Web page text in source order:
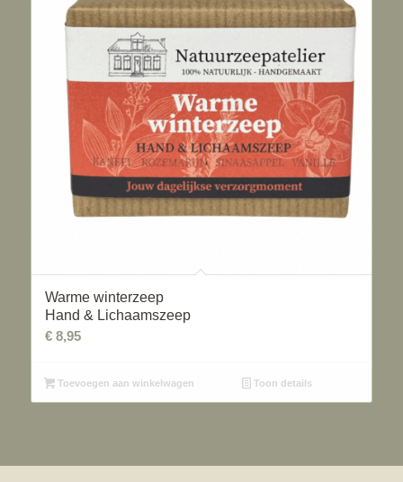
Warme winterzeep
Hand & Lichaamszeep
€8,95
Toevoegen aan winkelwagen Toon details